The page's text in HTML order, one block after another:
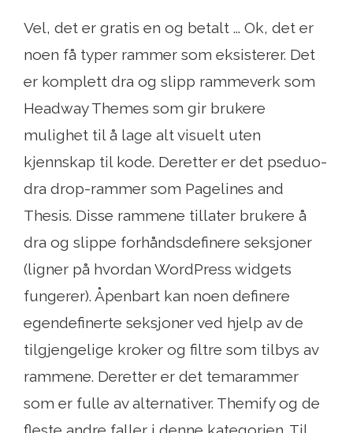
Vel, det er gratis en og betalt ... Ok, det er
noen få typer rammer som eksisterer. Det
er komplett dra og slipp rammeverk som
Headway Themes som gir brukere
mulighet til å lage alt visuelt uten
kjennskap til kode. Deretter er det pseduo-
dra drop-rammer som Pagelines and
Thesis. Disse rammene tillater brukere å
dra og slippe forhåndsdefinere seksjoner
(ligner på hvordan WordPress widgets
fungerer). Åpenbart kan noen definere
egendefinerte seksjoner ved hjelp av de
tilgjengelige kroker og filtre som tilbys av
rammene. Deretter er det temarammer
som er fulle av alternativer. Themify og de